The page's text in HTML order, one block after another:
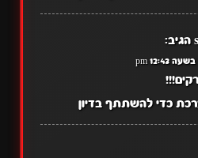
הגיב:
כדי להשתתף בדיון